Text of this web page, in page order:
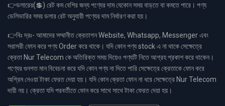
👉ডলারের(💲) রেট কম বেশির জন্য পণ্যের দাম যেকোন সময় বাড়তে বা কমতে পারে। পণ্য
ডেলিভারির সময় ডলার রেট অনুযায়ী পণ্যের দাম নির্ধারণ করা হয়।
👉বিঃ দ্রঃ- আমাদের সম্মানীত ক্রেতাগন Website, Whatsapp, Messenger এবং
সরাসরী ফোন করে পণ্য Order করে থাকে। যদি কোন পণ্য stock এ না থাকে সেক্ষেত্রে
ক্রেতা Nur Telecom কে অতিরিক্ত সময় দিয়েও পণ্যটি নিতে আগ্রহ প্রকাশ করে থাকেন।
পণ্যের গুনগত মান বিবেচনা করে যদি কোন পণ্য না দিতে পারি সেক্ষেত্রে ক্রেতাকে ফোন করে
অগ্রিম নেওয়া টাকা ফেরত দেয়া হয়। যদি কোন ক্রেতা ফোন না ধরে সেক্ষেত্রে Nur Telecom
দায়ী নয়। ক্রেতা যদি পরবর্তীতে ফোন করে সাথে সাথে টাকা ফেরত দেয়া হয়।